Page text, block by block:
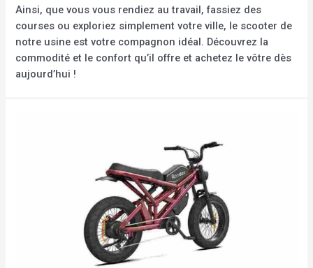
Ainsi, que vous vous rendiez au travail, fassiez des
courses ou exploriez simplement votre ville, le scooter de
notre usine est votre compagnon idéal. Découvrez la
commodité et le confort qu’il offre et achetez le vôtre dès
aujourd’hui !